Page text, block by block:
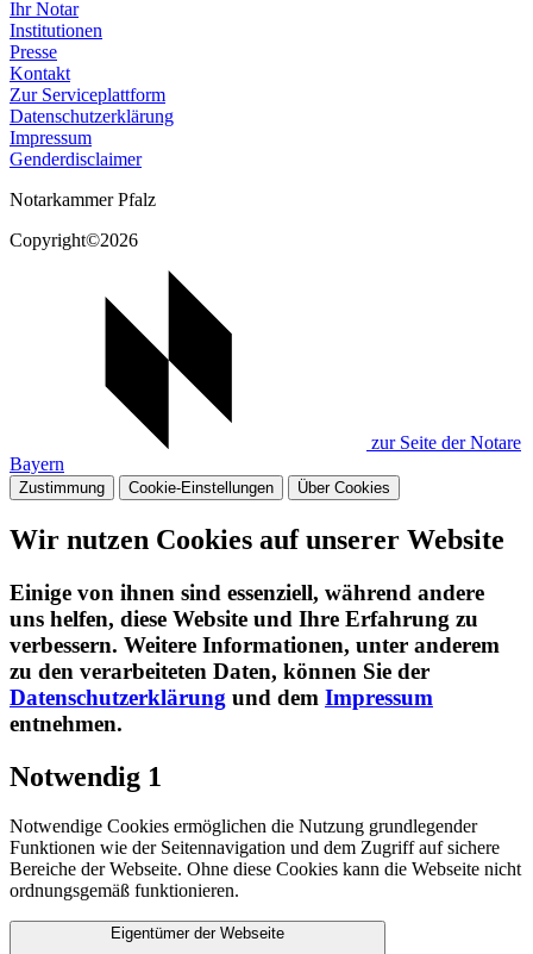
Ihr Notar
Institutionen
Presse
Kontakt
Zur Serviceplattform
Datenschutzerklärung
Impressum
Genderdisclaimer
Notarkammer Pfalz
Copyright©2026
zur Seite der Notare
Bayern
Zustimmung Cookie-Einstellungen Über Cookies
Wir nutzen Cookies auf unserer Website
Einige von ihnen sind essenziell, während andere
uns helfen, diese Website und Ihre Erfahrung zu
verbessern. Weitere Informationen, unter anderem
zu den verarbeiteten Daten, können Sie der
Datenschutzerklärung und dem Impressum
entnehmen.​
Notwendig 1
Notwendige Cookies ermöglichen die Nutzung grundlegender
Funktionen wie der Seitennavigation und dem Zugriff auf sichere
Bereiche der Webseite. Ohne diese Cookies kann die Webseite nicht
ordnungsgemäß funktionieren.
Eigentümer der Webseite